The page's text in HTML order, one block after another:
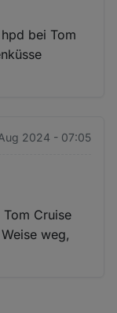
bei Tom
2024 - 07:05
Cruise
weg,